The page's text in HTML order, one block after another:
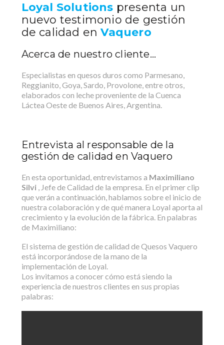
Loyal Solutions presenta un
nuevo testimonio de gestión
de calidad enVaquero
Acerca de nuestro cliente…
Especialistas en quesos duros como Parmesano,
Reggianito, Goya, Sardo, Provolone, entre otros,
elaborados con leche proveniente de la Cuenca
Láctea Oeste de Buenos Aires, Argentina.
Entrevista al responsable de la
gestión de calidad en Vaquero
En esta oportunidad, entrevistamos a Maximiliano
Silvi
, Jefe de Calidad de la empresa. En el primer clip
que verán a continuación, hablamos sobre el inicio de
nuestra colaboración y de qué manera Loyal aporta al
crecimiento y la evolución de la fábrica. En palabras
de Maximiliano:
El sistema de gestión de calidad de Quesos Vaquero
está incorporándose de la mano de la
implementación de Loyal.
Los invitamos a conocer cómo está siendo la
experiencia de nuestros clientes en sus propias
palabras: